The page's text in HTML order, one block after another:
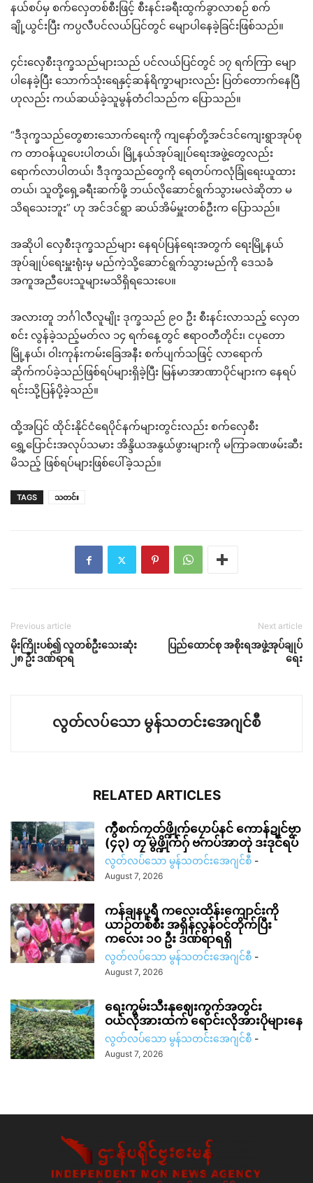
နယ်စပ်မှ စက်လှေတစ်စီးဖြင့် စီးနင်းခရီးထွက်ခွာလာစဉ် စက်
ချို့ယွင်းပြီး ကပ္ပလီပင်လယ်ပြင်တွင် မျောပါနေခဲ့ခြင်းဖြစ်သည်။
၄င်းလှေစီးဒုက္ခသည်များသည် ပင်လယ်ပြင်တွင် ၁၇ ရက်ကြာ မျော
ပါနေခဲ့ပြီး သောက်သုံးရေနှင့်ဆန်ရိက္ခာများလည်း ပြတ်တောက်နေပြီ
ဟုလည်း ကယ်ဆယ်ခဲ့သူမွန်တံငါသည်က ပြောသည်။
“ဒီဒုက္ခသည်တွေစားသောက်ရေးကို ကျနော်တို့အင်ဒင်ကျေးရွာအုပ်စု
က တာဝန်ယူပေးပါတယ်၊ မြို့နယ်အုပ်ချုပ်ရေးအဖွဲ့တွေလည်း
ရောက်လာပါတယ်၊ ဒီဒုက္ခသည်တွေကို ရေတပ်ကလုံခြုံရေးယူထား
တယ်၊ သူတို့ရှေ့ခရီးဆက်ဖို့ ဘယ်လိုဆောင်ရွက်သွားမလဲဆိုတာ မ
သိရသေးဘူး” ဟု အင်ဒင်ရွာ ဆယ်အိမ်မှူးတစ်ဦးက ပြောသည်။
အဆိုပါ လှေစီးဒုက္ခသည်များ နေရပ်ပြန်ရေးအတွက် ရေးမြို့နယ်
အုပ်ချုပ်ရေးမှူးရုံးမှ မည်ကဲ့သို့ဆောင်ရွက်သွားမည်ကို ဒေသခံ
အကူအညီပေးသူများမသိရှိရသေးပေ။
အလားတူ ဘင်္ဂါလီလူမျိုး ဒုက္ခသည် ၉၀ ဦး စီးနင်းလာသည့် လှေတ
စင်း လွန်ခဲ့သည့်မတ်လ ၁၄ ရက်နေ့တွင် ဧရာဝတီတိုင်း၊ ငပုတော
မြို့နယ်၊ ဝါးကုန်းကမ်းခြေအနီး စက်ပျက်သဖြင့် လာရောက်
ဆိုက်ကပ်ခဲ့သည်ဖြစ်ရပ်များရှိခဲ့ပြီး မြန်မာအာဏာပိုင်များက နေရပ်
ရင်းသို့ပြန်ပို့ခဲ့သည်။
ထို့အပြင် ထိုင်းနိုင်ငံရေပိုင်နက်များတွင်းလည်း စက်လှေစီး
ရွှေ့ပြောင်းအလုပ်သမား အိန္ဒိယအနွယ်ဖွားများကို မကြာခဏဖမ်းဆီး
မိသည့် ဖြစ်ရပ်များဖြစ်ပေါ်ခဲ့သည်။
TAGS သတင်း
Previous article
မိုးကြိုးပစ်၍ လူတစ်ဦးသေးဆုံး
၂၈ ဦး ဒဏ်ရာရ
Next article
ပြည်ထောင်စု အစိုးရအဖွဲ့အုပ်ချုပ်
ရေး
လွတ်လပ်သော မွန်သတင်းအေဂျင်စီ
RELATED ARTICLES
ကွဳစက်ကၠတ်ဖ္ဍိုက်ပၠောပ်နင် ကောန်ဍုင်ဗၟာ
(၄၃) တၠ မွဲဖ္ဍိုက်ဂှ် ဗကပ်အာတုဲ ဒးဒုင်ရပ်
လွတ်လပ်သော မွန်သတင်းအေဂျင်စီ -
August 7, 2026
ကန်ချနပူရီ ကလေးထိန်းကျောင်းကို
ယာဉ်တစ်စီး အရှိန်လွန်ဝင်တိုက်ပြီး
ကလေး ၁၀ ဦး ဒဏ်ရာရရှိ
လွတ်လပ်သော မွန်သတင်းအေဂျင်စီ -
August 7, 2026
ရေးကွမ်းသီးနုဈေးကွက်အတွင်း
ဝယ်လိုအားထက် ရောင်းလိုအားပိုများနေ
လွတ်လပ်သော မွန်သတင်းအေဂျင်စီ -
August 7, 2026